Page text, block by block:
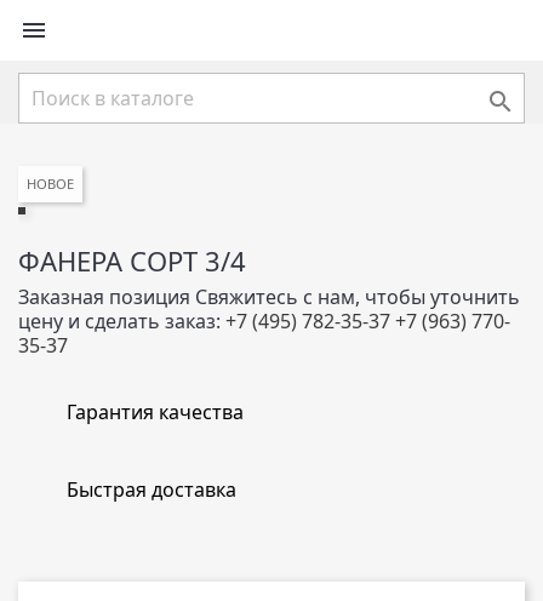


НОВОЕ
ФАНЕРА СОРТ 3/4
Заказная позиция Свяжитесь с нам, чтобы уточнить
цену и сделать заказ: +7 (495) 782-35-37+7 (963) 770-
35-37
Гарантия качества
Быстрая доставка